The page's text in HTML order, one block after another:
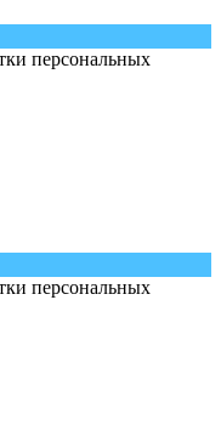
персональных
персональных